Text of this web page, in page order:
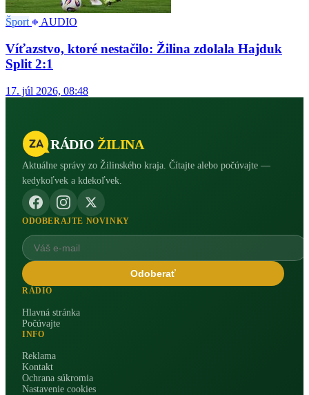
Šport AUDIO
Víťazstvo, ktoré nestačilo: Žilina zdolala Hajduk
Split 2:1
17. júl 2026, 08:48
RÁDIO ŽILINA
Aktuálne správy zo Žilinského kraja. Čítajte alebo počúvajte —
kedykoľvek a kdekoľvek.
ODOBERAJTE NOVINKY
Odoberať
RÁDIO
Hlavná stránka
Počúvajte
INFO
Reklama
Kontakt
Ochrana súkromia
Nastavenie cookies